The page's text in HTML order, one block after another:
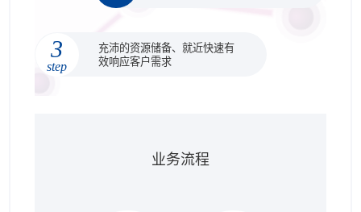
3
step
充沛的资源储备、就近快速有
效响应客户需求
业务流程